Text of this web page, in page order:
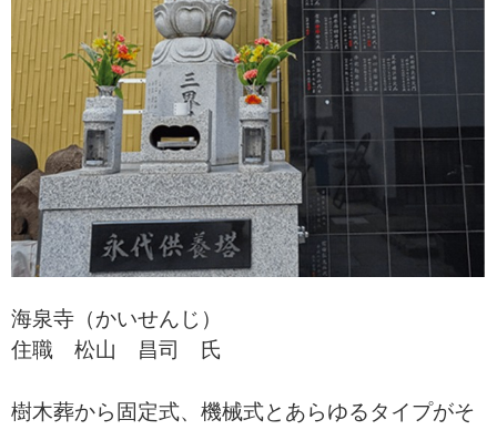
海泉寺（かいせんじ）
住職 松山 昌司 氏
樹木葬から固定式、機械式とあらゆるタイプがそ